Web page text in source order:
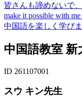
皆さんも諦めないで
make it possible with me
中国語を楽しく学びま
中国語教室
ID 261107001
スウ キン先生